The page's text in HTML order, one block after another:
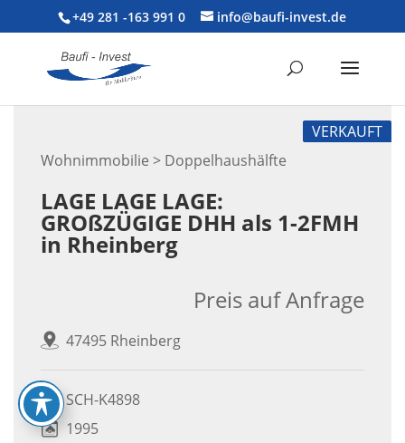
+49 281 -163 991 0 info@baufi-invest.de
Wohnimmobilie > Doppelhaushälfte
VERKAUFT
LAGE LAGE LAGE:
GROßZÜGIGE DHH als 1-2FMH
in Rheinberg
47495 Rheinberg
Preis auf Anfrage
SCH-K4898
1995